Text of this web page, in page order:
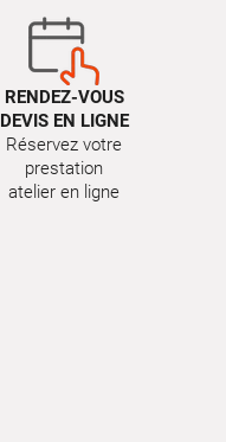
RENDEZ-VOUS
DEVIS EN LIGNE
Réservez votre
prestation
atelier en ligne